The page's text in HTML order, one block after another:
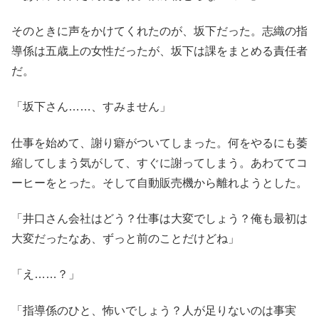
そのときに声をかけてくれたのが、坂下だった。志織の指
導係は五歳上の女性だったが、坂下は課をまとめる責任者
だ。
「坂下さん……、すみません」
仕事を始めて、謝り癖がついてしまった。何をやるにも萎
縮してしまう気がして、すぐに謝ってしまう。あわててコ
ーヒーをとった。そして自動販売機から離れようとした。
「井口さん会社はどう？仕事は大変でしょう？俺も最初は
大変だったなあ、ずっと前のことだけどね」
「え……？」
「指導係のひと、怖いでしょう？人が足りないのは事実